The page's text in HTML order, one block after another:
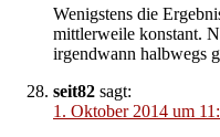
Wenigstens die
mittlerweile konstant.
irgendwann halbwegs
seit82 sagt:
1. Oktober 2014 um